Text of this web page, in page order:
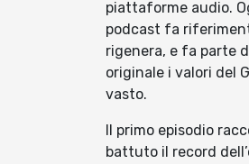
piattaforme audio.
podcast fa
rigenera, e fa parte
originale i valori del
vasto.
Il primo episodio
battuto il record